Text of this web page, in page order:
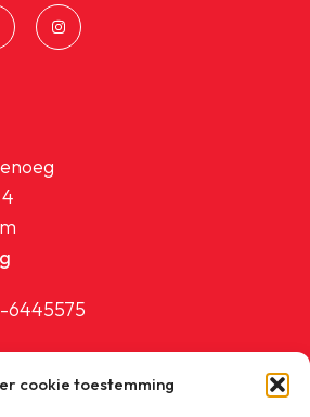
cookie toestemming